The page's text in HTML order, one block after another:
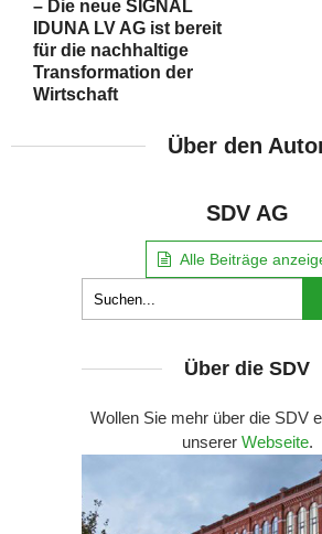
– Die neue SIGNAL
IDUNA LV AG ist bereit
für die nachhaltige
Transformation der
Wirtschaft
Über den
SDV AG
Alle Beiträge
Über die SDV
Wollen Sie mehr über die SDV
unserer Webseite.